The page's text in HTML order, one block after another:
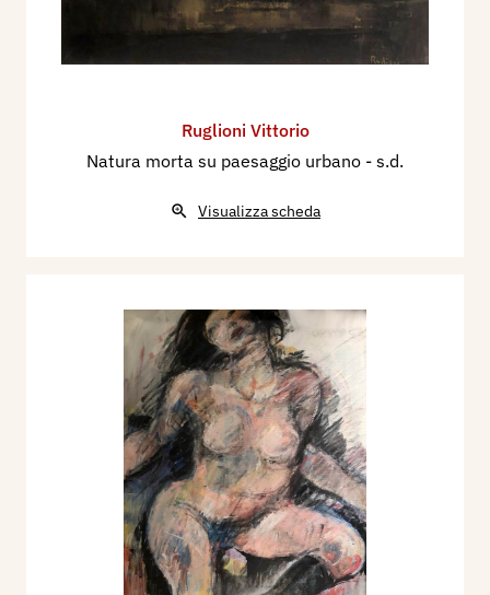
Ruglioni Vittorio
Natura morta su paesaggio urbano - s.d.
Visualizza scheda